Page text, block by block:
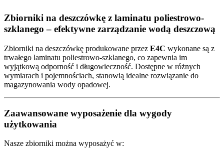
Zbiorniki na deszczówkę z laminatu poliestrowo-
szklanego – efektywne zarządzanie wodą deszczową
Zbiorniki na deszczówkę produkowane przez E4C wykonane są z
trwałego laminatu poliestrowo-szklanego, co zapewnia im
wyjątkową odporność i długowieczność. Dostępne w różnych
wymiarach i pojemnościach, stanowią idealne rozwiązanie do
magazynowania wody opadowej.
Zaawansowane wyposażenie dla wygody
użytkowania
Nasze zbiorniki można wyposażyć w: